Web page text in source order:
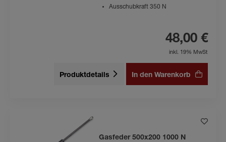
Ausschubkraft 350 N
48,00 €
inkl. 19% MwSt
Produktdetails In den Warenkorb
Gasfeder 500x200 1000 N